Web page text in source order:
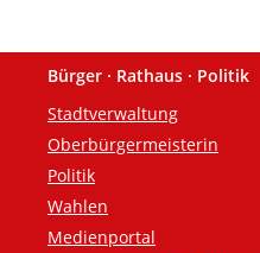
Fußzeile
Bürger · Rathaus · Politik
Stadtverwaltung
Oberbürgermeisterin
Politik
Wahlen
Medienportal